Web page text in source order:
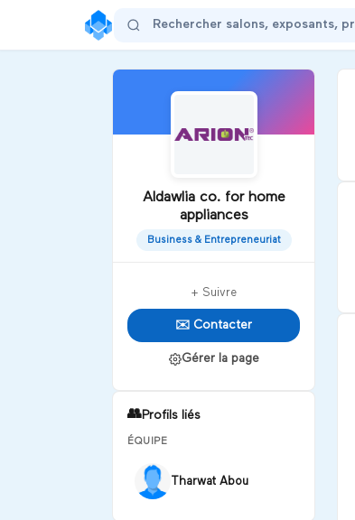
Aldawlia co. for home
appliances
Business & Entrepreneuriat
+ Suivre
✉️ Contacter
Gérer la page
👥Profils liés
ÉQUIPE
Tharwat Abou